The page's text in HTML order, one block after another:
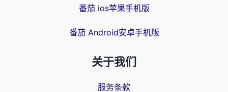
番茄 ios苹果手机版
番茄 Android安卓手机版
关于我们
服务条款